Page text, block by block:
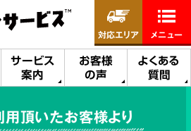
サービス
案内
お客様
の声
よくある
質問
対応エリア メニュー
頂いたお客様より